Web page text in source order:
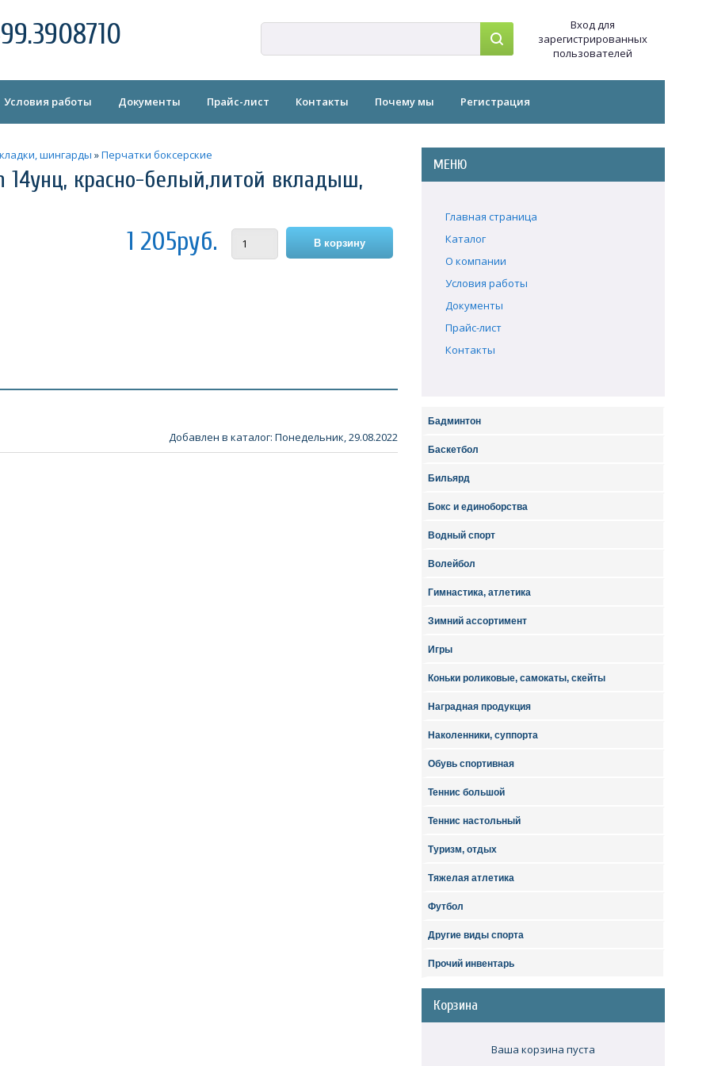
Вход для
зарегистрированных
пользователей
Условия работы Документы Прайс-лист Контакты Почему мы Регистрация
шингарды »Перчатки боксерские
14унц, красно-белый,литой вкладыш,
1 205руб.
Добавлен в каталог: Понедельник, 29.08.2022
МЕНЮ
Главная страница
Каталог
О компании
Условия работы
Документы
Прайс-лист
Контакты
Бадминтон
Баскетбол
Бильярд
Бокс и единоборства
Водный спорт
Волейбол
Гимнастика, атлетика
Зимний ассортимент
Игры
Коньки роликовые, самокаты, скейты
Наградная продукция
Наколенники, суппорта
Обувь спортивная
Теннис большой
Теннис настольный
Туризм, отдых
Тяжелая атлетика
Футбол
Другие виды спорта
Прочий инвентарь
Корзина
Ваша корзина пуста